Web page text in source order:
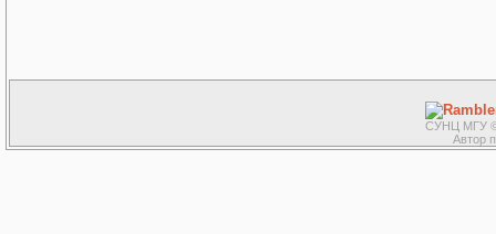
СУНЦ МГУ ©
Автор